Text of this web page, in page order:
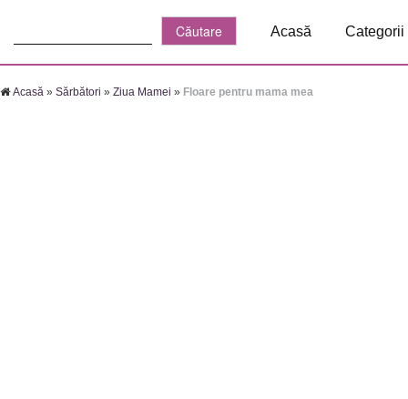
Acasă Categorii
Acasă » Sărbători » Ziua Mamei » Floare pentru mama mea